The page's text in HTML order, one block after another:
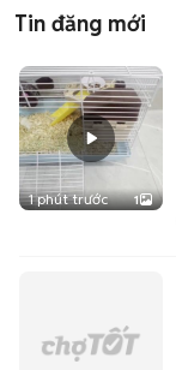
Tin đăng mới
1 phút trước 1